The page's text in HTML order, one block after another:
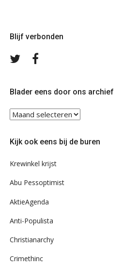
Blijf verbonden
Volg
Blader eens door ons archief
Blader
ons
Kijk ook eens bij de buren
Krewinkel krijst
Abu Pessoptimist
AktieAgenda
Anti-Populista
Christianarchy
Crimethinc